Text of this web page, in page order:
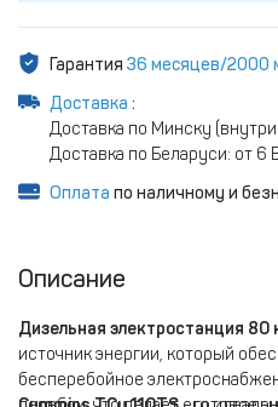
Гарантия 36 месяцев/2000
Доставка :
Доставка по Минску
Доставка по Беларуси: от 6
Оплата по наличному и
Описание
Дизельная электростанция 80
источник энергии, который
бесперебойное